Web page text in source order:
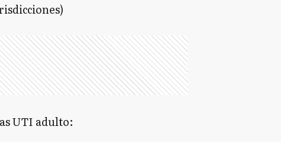
UTI adulto: